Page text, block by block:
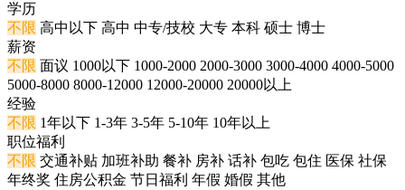
学历
不限 高中以下 高中 中专/技校 大专 本科 硕士 博士
薪资
不限 面议 1000以下 1000-2000 2000-3000 3000-4000 4000-5000
5000-8000 8000-12000 12000-20000 20000以上
经验
不限 1年以下 1-3年 3-5年 5-10年 10年以上
职位福利
不限 交通补贴 加班补助 餐补 房补 话补 包吃 包住 医保 社保
年终奖 住房公积金 节日福利 年假 婚假 其他